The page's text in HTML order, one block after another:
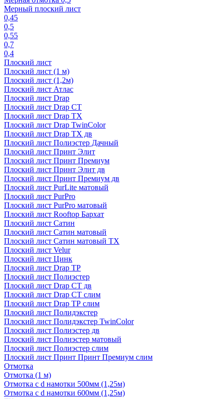
Мерный плоский лист
0,45
0,5
0,55
0,7
0,4
Плоский лист
Плоский лист (1 м)
Плоский лист (1,2м)
Плоский лист Атлас
Плоский лист Drap
Плоский лист Drap СТ
Плоский лист Drap TX
Плоский лист Drap TwinColor
Плоский лист Drap ТХ дв
Плоский лист Полиэстер Дачный
Плоский лист Принт Элит
Плоский лист Принт Премиум
Плоский лист Принт Элит дв
Плоский лист Принт Премиум дв
Плоский лист PurLite матовый
Плоский лист PurPro
Плоский лист PurPro матовый
Плоский лист Rooftop Бархат
Плоский лист Сатин
Плоский лист Сатин матовый
Плоский лист Сатин матовый TX
Плоский лист Velur
Плоский лист Цинк
Плоский лист Drap ТР
Плоский лист Полиэстер
Плоский лист Drap СТ дв
Плоский лист Drap СТ слим
Плоский лист Drap ТР слим
Плоский лист Полидэкстер
Плоский лист Полидэкстер TwinColor
Плоский лист Полиэстер дв
Плоский лист Полиэстер матовый
Плоский лист Полиэстер слим
Плоский лист Принт Принт Премиум слим
Отмотка
Отмотка (1 м)
Отмотка с d намотки 500мм (1,25м)
Отмотка с d намотки 600мм (1,25м)